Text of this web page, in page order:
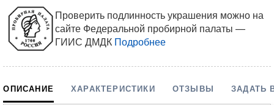
Проверить подлинность украшения можно на
сайте Федеральной пробирной палаты —
ГИИС ДМДК Подробнее
ОПИСАНИЕ ХАРАКТЕРИСТИКИ ОТЗЫВЫ ЗАДАТЬ